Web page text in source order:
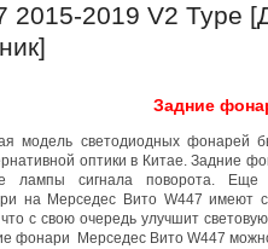
2019 V2 Type
Задние
модель светодиодных фонарей
оптики в Китае. Задние
лампы сигнала поворота. Еще
на Мерседес Вито W447 имеют
что с свою очередь улучшит
фонари Мерседес Вито W447